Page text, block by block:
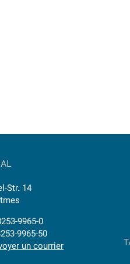
Str. 14
9965-0
9965-50
un courrier